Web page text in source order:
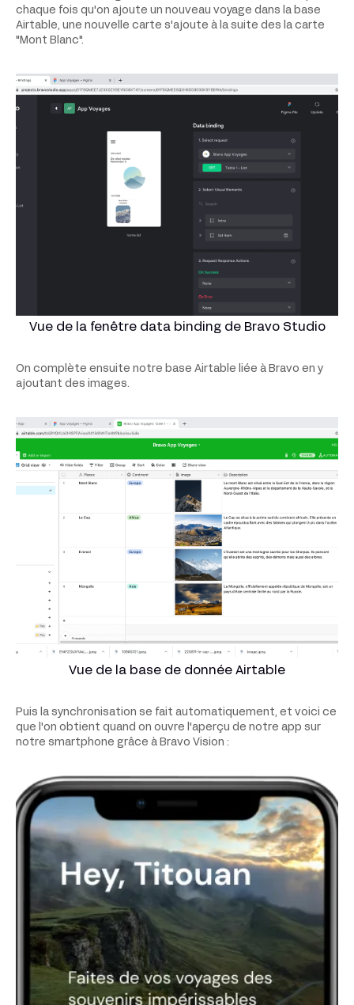
chaque fois qu'on ajoute un nouveau voyage dans la base
Airtable, une nouvelle carte s'ajoute à la suite des la carte
"Mont Blanc".
Vue de la fenêtre data binding de Bravo Studio
On complète ensuite notre base Airtable liée à Bravo en y
ajoutant des images.
Vue de la base de donnée Airtable
Puis la synchronisation se fait automatiquement, et voici ce
que l'on obtient quand on ouvre l'aperçu de notre app sur
notre smartphone grâce à Bravo Vision :